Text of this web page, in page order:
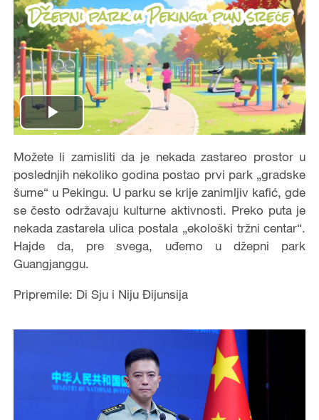
Play
Video
Možete li zamisliti da je nekada zastareo prostor u
poslednjih nekoliko godina postao prvi park „gradske
šume“ u Pekingu. U parku se krije zanimljiv kafić, gde
se često održavaju kulturne aktivnosti. Preko puta je
nekada zastarela ulica postala „ekološki tržni centar“.
Hajde da, pre svega, uđemo u džepni park
Guangjanggu.
Pripremile: Di Sju i Niju Đijunsija